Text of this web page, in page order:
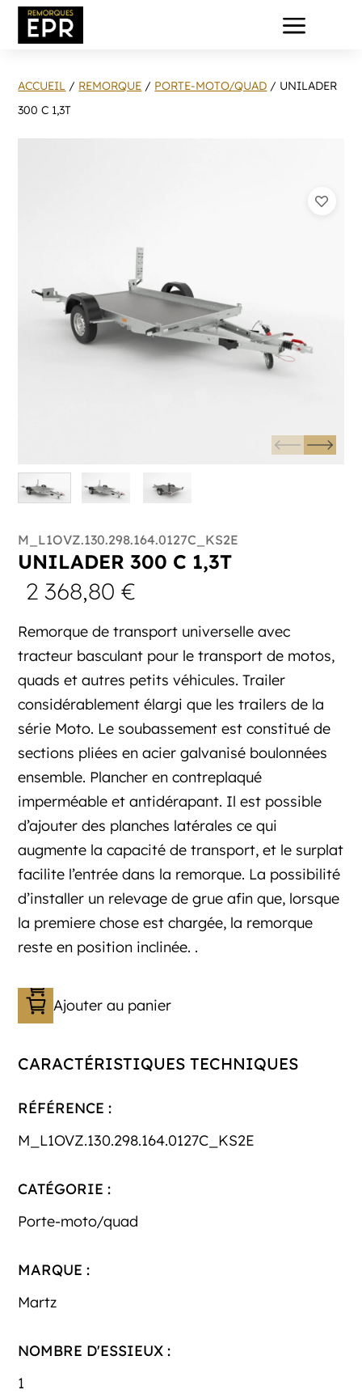
a
ACCUEIL / REMORQUE / PORTE-MOTO/QUAD / UNILADER
300 C 1,3T
M_L1OVZ.130.298.164.0127C_KS2E
UNILADER 300 C 1,3T
2 368,80€
Remorque de transport universelle avec
tracteur basculant pour le transport de motos,
quads et autres petits véhicules. Trailer
considérablement élargi que les trailers de la
série Moto. Le soubassement est constitué de
sections pliées en acier galvanisé boulonnées
ensemble. Plancher en contreplaqué
imperméable et antidérapant. Il est possible
d’ajouter des planches latérales ce qui
augmente la capacité de transport, et le surplat
facilite l’entrée dans la remorque. La possibilité
d’installer un relevage de grue afin que, lorsque
la premiere chose est chargée, la remorque
reste en position inclinée. .
Ajouter au panier
CARACTÉRISTIQUES TECHNIQUES
RÉFÉRENCE :
M_L1OVZ.130.298.164.0127C_KS2E
CATÉGORIE :
Porte-moto/quad
MARQUE :
Martz
NOMBRE D'ESSIEUX :
1